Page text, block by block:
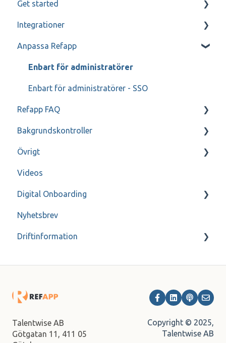
Kandidat- och referenskommunikation
Referenssamtal
Get started
Mitt Refapp
Integrationer
Teamtailor
Jobylon
Greenhouse
ReachMee
Visma Recruit
Varbi
SmartRecruiters
Webcruiter
Higher
Intelliplan
Millnet
Onecruiter
Anpassa Refapp
Enbart för administratörer
Enbart för administratörer - SSO
Refapp FAQ
Persondatapolicy
Referensfrågor
Refapp Insights
Bakgrundskontroller
FAQ
Övrigt
Genomgång
Kontakt
Inspelade Webinar
Videos
Digital Onboarding
För administratörer
Nyhetsbrev
Driftinformation
Talentwise AB
Götgatan 11, 411 05
Copyright © 2025,
Talentwise AB